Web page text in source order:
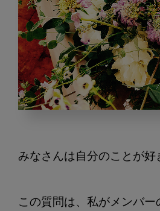
ふ
わ
みなさんは自分のことが好
この質問は、私がメンバー